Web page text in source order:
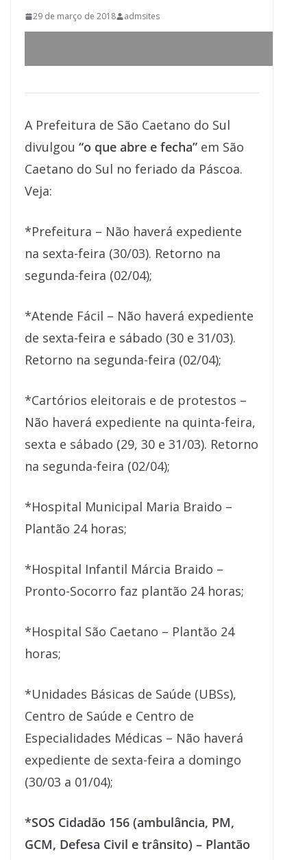
29 de março de 2018 admsites
A Prefeitura de São Caetano do Sul
divulgou “o que abre e fecha” em São
Caetano do Sul no feriado da Páscoa.
Veja:
*Prefeitura – Não haverá expediente
na sexta-feira (30/03). Retorno na
segunda-feira (02/04);
*Atende Fácil – Não haverá expediente
de sexta-feira e sábado (30 e 31/03).
Retorno na segunda-feira (02/04);
*Cartórios eleitorais e de protestos –
Não haverá expediente na quinta-feira,
sexta e sábado (29, 30 e 31/03). Retorno
na segunda-feira (02/04);
*Hospital Municipal Maria Braido –
Plantão 24 horas;
*Hospital Infantil Márcia Braido –
Pronto-Socorro faz plantão 24 horas;
*Hospital São Caetano – Plantão 24
horas;
*Unidades Básicas de Saúde (UBSs),
Centro de Saúde e Centro de
Especialidades Médicas – Não haverá
expediente de sexta-feira a domingo
(30/03 a 01/04);
*SOS Cidadão 156 (ambulância, PM,
GCM, Defesa Civil e trânsito) – Plantão